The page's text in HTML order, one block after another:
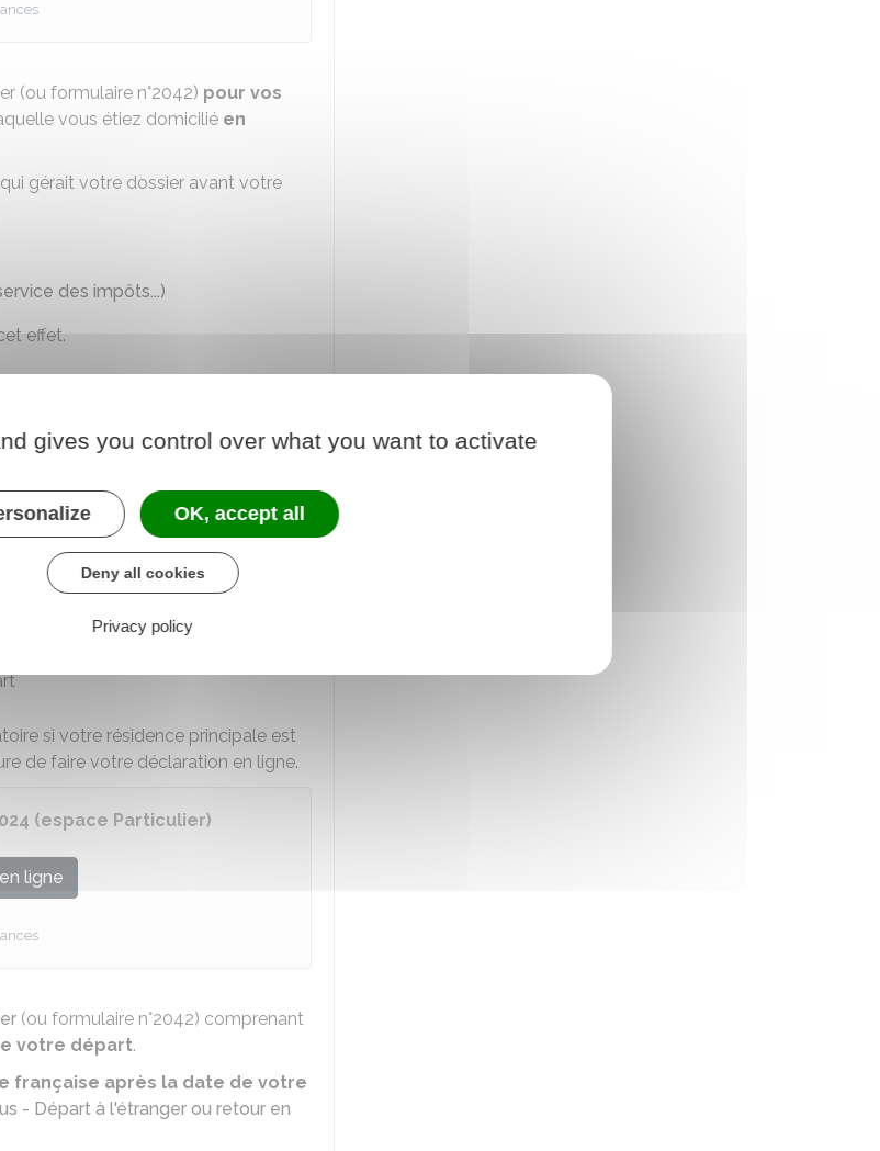
(ou formulaire n°2042) pour vos
vous étiez domicilié en
gérait votre dossier avant votre
des impôts...)
effet.
de votre départ
en avril/mai de l'année qui
vous avezperçus du 1
janvier à
si votre résidence principale est
de faire votre déclaration en ligne.
(espace Particulier)
ligne
(ou formulaire n°2042) comprenant
votre départ.
française après la date de votre
- Départ à l'étranger ou retour en
gives you control over what you want to activate
OK, accept all
Deny all cookies
Privacy policy